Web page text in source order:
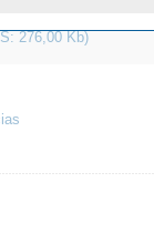
276,00 Kb)